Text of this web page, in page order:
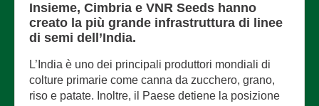
Insieme, Cimbria e VNR Seeds hanno
creato la più grande infrastruttura di linee
di semi dell’India.
L’India è uno dei principali produttori mondiali di
colture primarie come canna da zucchero, grano,
riso e patate. Inoltre, il Paese detiene la posizione